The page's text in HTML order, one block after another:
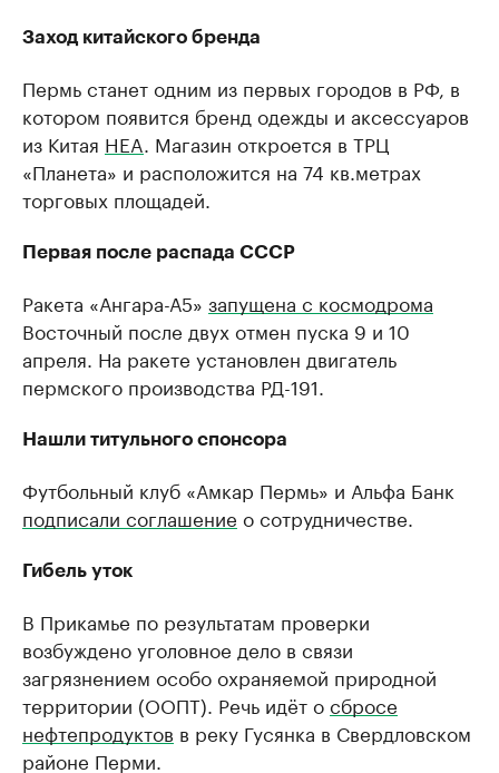
Заход китайского бренда
Пермь станет одним из первых городов в РФ, в
котором появится бренд одежды и аксессуаров
из Китая HEA. Магазин откроется в ТРЦ
«Планета» и расположится на 74 кв.метрах
торговых площадей.
Первая после распада СССР
Ракета «Ангара-А5» запущена с космодрома
Восточный после двух отмен пуска 9 и 10
апреля. На ракете установлен двигатель
пермского производства РД-191.
Нашли титульного спонсора
Футбольный клуб «Амкар Пермь» и Альфа Банк
подписали соглашение о сотрудничестве.
Гибель уток
В Прикамье по результатам проверки
возбуждено уголовное дело в связи
загрязнением особо охраняемой природной
территории (ООПТ). Речь идёт осбросе
нефтепродуктов в реку Гусянка в Свердловском
районе Перми.